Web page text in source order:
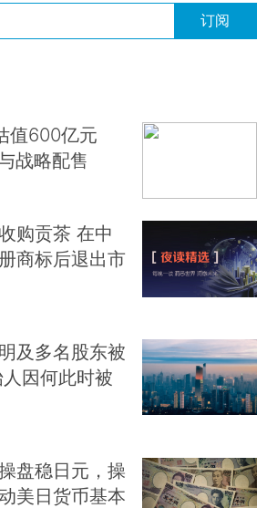
订阅
值600亿元
战略配售
购贡茶 在中
商标后退出市
及多名股东被
因何此时被
盘稳日元，操
美日货币基本